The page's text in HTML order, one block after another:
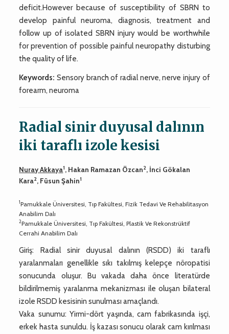
deficit.However because of susceptibility of SBRN to
develop painful neuroma, diagnosis, treatment and
follow up of isolated SBRN injury would be worthwhile
for prevention of possible painful neuropathy disturbing
the quality of life.
Keywords: Sensory branch of radial nerve, nerve injury of
forearm, neuroma
Radial sinir duyusal dalının
iki taraflı izole kesisi
Nuray Akkaya1, Hakan Ramazan Özcan2, İnci Gökalan
Kara2, Füsun Şahin1
1Pamukkale Üniversitesi, Tıp Fakültesi, Fizik Tedavi Ve Rehabilitasyon
Anabilim Dalı
2Pamukkale Üniversitesi, Tıp Fakültesi, Plastik Ve Rekonstrüktif
Cerrahi Anabilim Dalı
Giriş: Radial sinir duyusal dalının (RSDD) iki taraflı
yaralanmaları genellikle sıkı takılmış kelepçe nöropatisi
sonucunda oluşur. Bu vakada daha önce literatürde
bildirilmemiş yaralanma mekanizması ile oluşan bilateral
izole RSDD kesisinin sunulması amaçlandı.
Vaka sunumu: Yirmi-dört yaşında, cam fabrikasında işçi,
erkek hasta sunuldu. İş kazası sonucu olarak cam kırılması